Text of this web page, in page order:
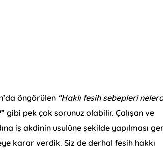
öngörülen “Haklı fesih sebepleri
gibi pek çok sorunuz olabilir. Çalışan ve
iş akdinin usulüne şekilde yapılması
karar verdik. Siz de derhal fesih hakkı